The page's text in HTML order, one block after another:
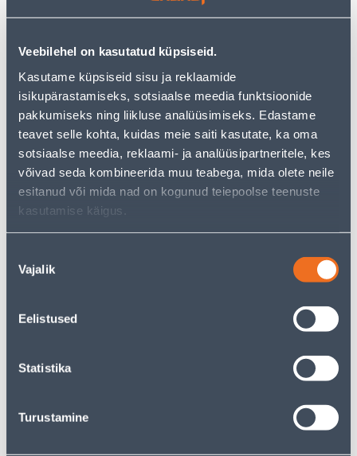
Veebilehel on kasutatud küpsiseid.
Kasutame küpsiseid sisu ja reklaamide
isikupärastamiseks, sotsiaalse meedia funktsioonide
pakkumiseks ning liikluse analüüsimiseks. Edastame
teavet selle kohta, kuidas meie saiti kasutate, ka oma
sotsiaalse meedia, reklaami- ja analüüsipartneritele, kes
võivad seda kombineerida muu teabega, mida olete neile
esitanud või mida nad on kogunud teiepoolse teenuste
kasutamise käigus.
valik
Vajalik
Eelistused
Statistika
Turustamine
See availability
• Kaminaplekk mõõtmetega 400 x 700 mm.
• Messing.
• 14-päevane tagastusõigus.